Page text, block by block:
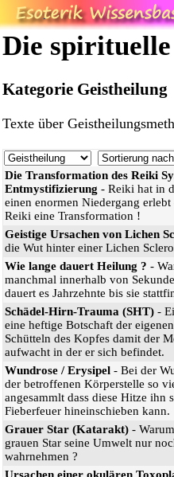
Die
Kategorie Geistheilung
Texte über
Die Transformation des Reiki
Entmystifizierung - Reiki hat in
einen enormen Niedergang
Reiki eine Transformation !
Geistige Ursachen von Lichen
die Wut hinter einer Lichen
Wie lange dauert Heilung ? -
manchmal innerhalb von
dauert es Jahrzehnte bis sie
Schädel-Hirn-Trauma (SHT) -
eine heftige Botschaft der
Schütteln des Kopfes damit der
aufwacht in der er sich befindet.
Wundrose / Erysipel - Bei der
der betroffenen Körperstelle so
angesammlt dass diese Hitze ihn
Fieberfeuer hineinschieben kann.
Grauer Star (Katarakt) -
grauen Star seine Umwelt nur
wahrnehmen ?
Ursachen einer okulären